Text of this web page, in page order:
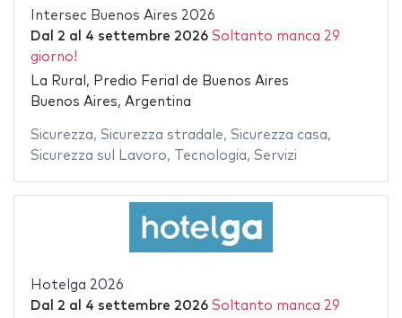
Intersec Buenos Aires 2026
Dal 2 al 4 settembre 2026 Soltanto manca 29
giorno!
La Rural, Predio Ferial de Buenos Aires
Buenos Aires, Argentina
Sicurezza, Sicurezza stradale, Sicurezza casa,
Sicurezza sul Lavoro, Tecnologia, Servizi
Hotelga 2026
Dal 2 al 4 settembre 2026 Soltanto manca 29